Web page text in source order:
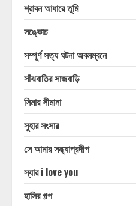
শ্রাবন আধারে তুমি
সঙ্কোচ
সম্পূর্ণ সত্য ঘটনা অবলম্বনে
সাঁঝবাতির সাজবাড়ি
সিমার সীমানা
সুহার সংসার
সে আমার সন্ধ্যাপ্রদীপ
স্যার i love you
হাসির গল্প